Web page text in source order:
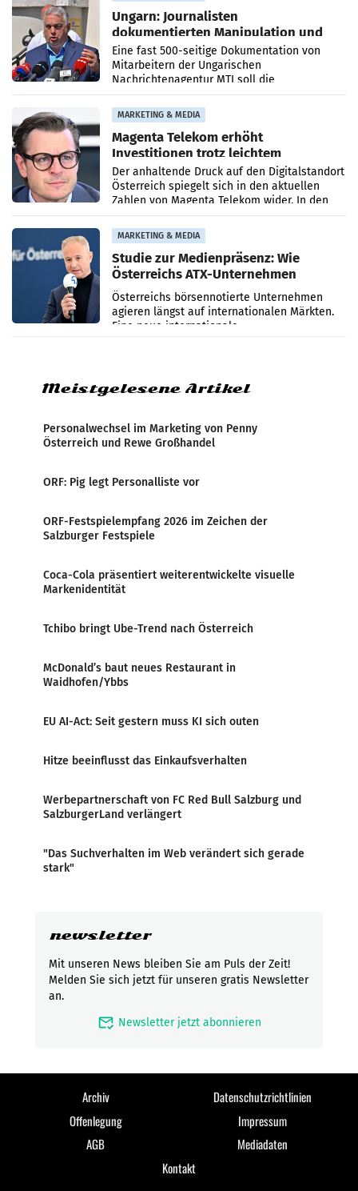
Ungarn: Journalisten
dokumentierten Manipulation und
Zensur
Eine fast 500-seitige Dokumentation von
Mitarbeitern der Ungarischen
Nachrichtenagentur MTI soll die
systematische Nachrichten-Manipulation und
Zensur bei der Agentur während der Zeit
MARKETING & MEDIA
Magenta Telekom erhöht
Investitionen trotz leichtem
Umsatzrückgang
Der anhaltende Druck auf den Digitalstandort
Österreich spiegelt sich in den aktuellen
Zahlen von Magenta Telekom wider. In den
ersten sechs Monaten des laufenden Jahres
verzeichnete
MARKETING & MEDIA
Studie zur Medienpräsenz: Wie
Österreichs ATX-Unternehmen
international wahrgenommen
werden
Österreichs börsennotierte Unternehmen
agieren längst auf internationalen Märkten.
Eine neue internationale
Medienresonanzanalyse untersucht die
Meistgelesene Artikel
Personalwechsel im Marketing von Penny
Österreich und Rewe Großhandel
ORF: Pig legt Personalliste vor
ORF-Festspielempfang 2026 im Zeichen der
Salzburger Festspiele
Coca-Cola präsentiert weiterentwickelte visuelle
Markenidentität
Tchibo bringt Ube-Trend nach Österreich
McDonald’s baut neues Restaurant in
Waidhofen/Ybbs
EU AI-Act: Seit gestern muss KI sich outen
Hitze beeinflusst das Einkaufsverhalten
Werbepartnerschaft von FC Red Bull Salzburg und
SalzburgerLand verlängert
"Das Suchverhalten im Web verändert sich gerade
stark"
newsletter
Mit unseren News bleiben Sie am Puls der Zeit!
Melden Sie sich jetzt für unseren gratis Newsletter
an.
mark_email_read Newsletter jetzt abonnieren
Archiv
Datenschutzrichtlinien
Offenlegung
Impressum
AGB
Mediadaten
Kontakt